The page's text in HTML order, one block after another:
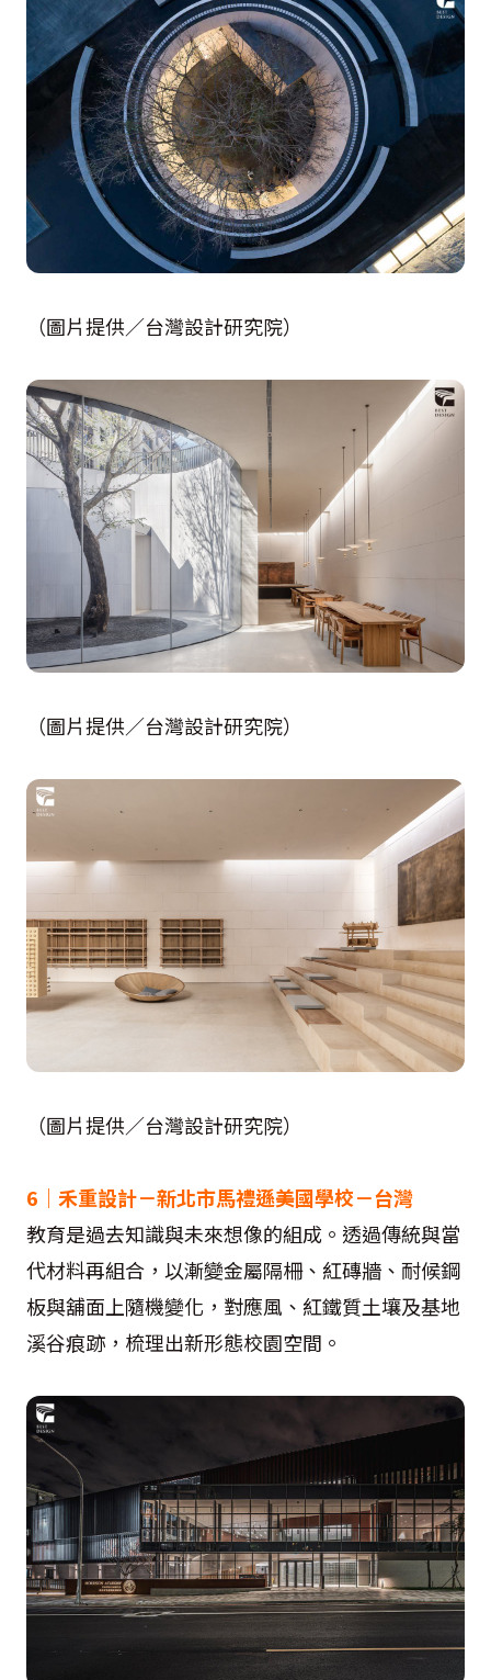
（圖片提供／台灣設計研究院）
（圖片提供／台灣設計研究院）
（圖片提供／台灣設計研究院）
6｜禾重設計－新北市馬禮遜美國學校－台灣
教育是過去知識與未來想像的組成。透過傳統與當
代材料再組合，以漸變金屬隔柵、紅磚牆、耐候鋼
板與舖面上隨機變化，對應風、紅鐵質土壤及基地
溪谷痕跡，梳理出新形態校園空間。